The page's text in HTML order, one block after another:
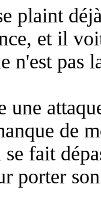
plaint
et il
n'est pas
une
de
fait
porter